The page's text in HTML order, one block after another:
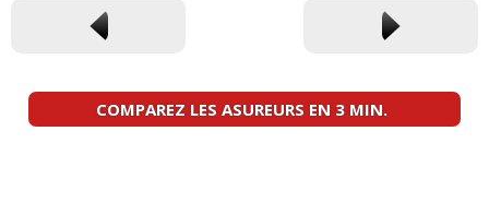
COMPAREZ LES ASUREURS EN 3 MIN.